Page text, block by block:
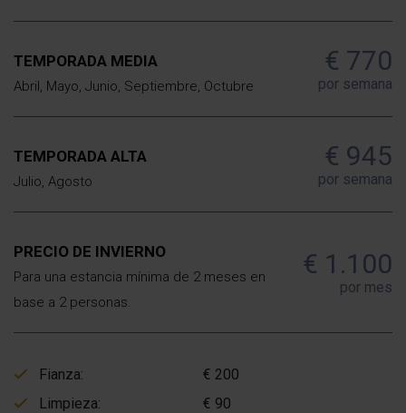
TEMPORADA MEDIA
Abril, Mayo, Junio, Septiembre, Octubre
€ 770
por semana
TEMPORADA ALTA
Julio, Agosto
€ 945
por semana
PRECIO DE INVIERNO
Para una estancia mínima de 2 meses en
base a 2 personas.
€ 1.100
por mes
Fianza:
€ 200
Limpieza:
€ 90